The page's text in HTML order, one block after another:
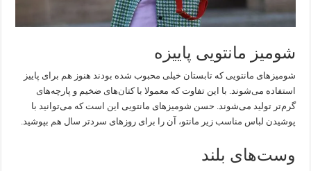
شومیز مانتویی پاییزه
شومیزهای مانتویی که تابستان خیلی محبوب شده بودند هنوز هم برای پاییز
استفاده می‌شوند. با این تفاوت که معمولا با کتان‌های ضخیم و پارچه‌های
گرم‌تر تولید می‌شوند. حسن شومیزهای مانتویی این است که می‌توانید با
پوشیدن لباس مناسب زیر مانتو، آن را برای روزهای سردتر سال هم بپوشید.
وست‌های بلند